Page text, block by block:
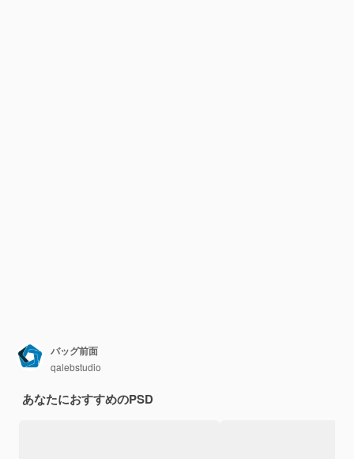
バッグ前面
qalebstudio
あなたにおすすめのPSD